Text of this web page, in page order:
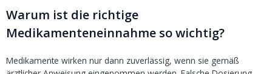
Warum ist die richtige
Medikamenteneinnahme so wichtig?
Medikamente wirken nur dann zuverlässig, wenn sie gemäß